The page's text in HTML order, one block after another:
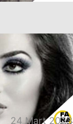
24 Mart 2023